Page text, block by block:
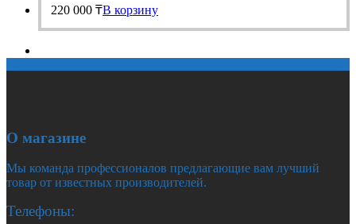
220 000 ₸В корзину
О магазине
Мы команда профессионалов предлагающие вам лучший
товар от известных производителей.
Телефоны: